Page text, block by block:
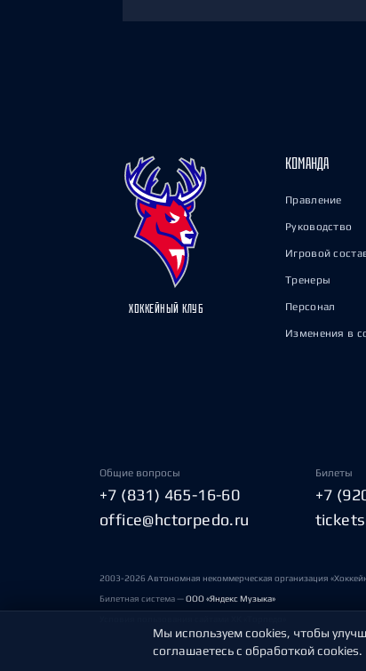
ХОККЕЙНЫЙ КЛУБ
КОМАНДА
Правление
Руководство
Игровой
Тренеры
Персонал
Изменения в
Общие вопросы
+7 (831) 465-16-60
office@hctorpedo.ru
Билеты
+7
2003-2026 Автономная некоммерческая организация
Билетная система —ООО «Яндекс Музыка»
Мы используем cookies, чтобы
соглашаетесь с обработкой cookies.